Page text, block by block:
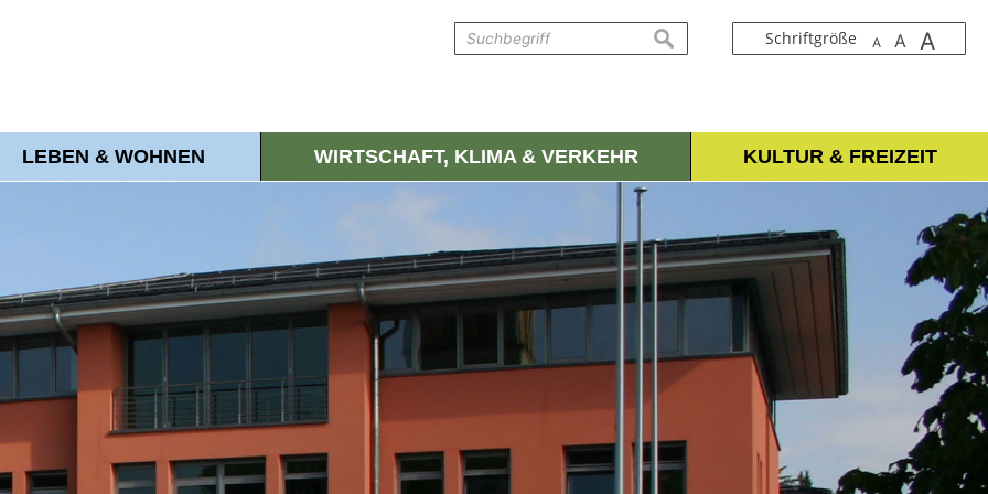
Schriftgröße A A A
suchen
LEBEN & WOHNEN WIRTSCHAFT, KLIMA & VERKEHR KULTUR & FREIZEIT